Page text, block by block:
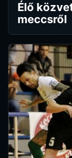
Élő
meccsről